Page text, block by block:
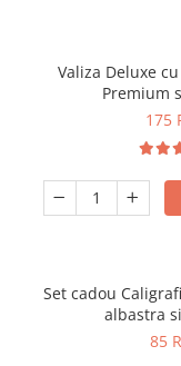
Valiza Deluxe
Premium
175
Set cadou
albastra
85